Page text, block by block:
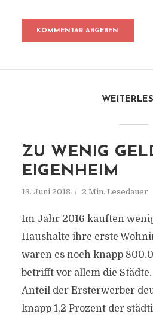
ZU WENIG
EIGENHEIM
13. Juni 2018 2 Min. Lesedauer
Im Jahr 2016 kauften
Haushalte ihre erste
waren es noch knapp
betrifft vor allem die
Anteil der Ersterwerber
knapp 1,2 Prozent der